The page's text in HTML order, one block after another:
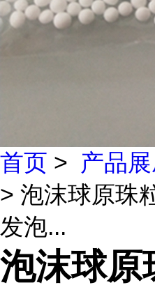
首页 > 产品
> 泡沫球原珠
发泡...
泡沫球原